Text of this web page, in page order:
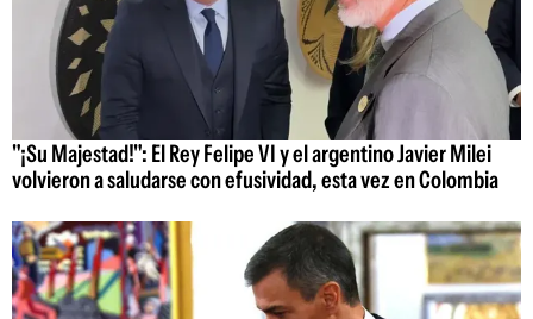
"¡Su Majestad!": El Rey Felipe VI y el argentino Javier Milei
volvieron a saludarse con efusividad, esta vez en Colombia